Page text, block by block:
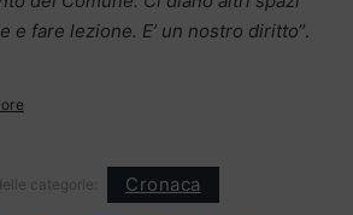
e fare lezione. E’ un nostro diritto“.
categorie: Cronaca